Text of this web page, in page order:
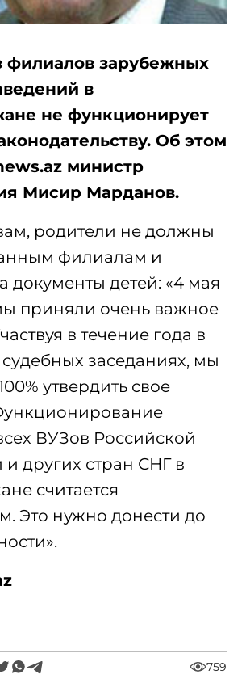
филиалов зарубежных
в
не функционирует
Об этом
министр
Мисир Марданов.
родители не должны
филиалам и
документы детей: «4 мая
приняли очень важное
в течение года в
заседаниях, мы
утвердить свое
ВУЗов Российской
других стран СНГ в
считается
Это нужно донести до
759